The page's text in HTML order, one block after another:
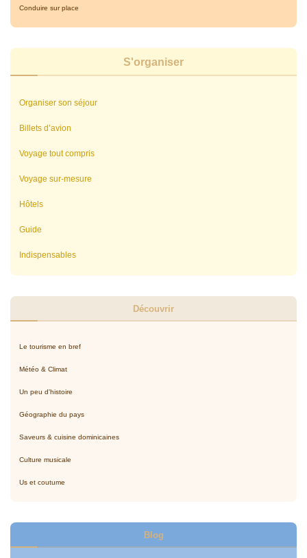
Conduire sur place
S'organiser
Organiser son séjour
Billets d’avion
Voyage tout compris
Voyage sur-mesure
Hôtels
Guide
Indispensables
Découvrir
Le tourisme en bref
Météo & Climat
Un peu d'histoire
Géographie du pays
Saveurs & cuisine dominicaines
Culture musicale
Us et coutume
Blog